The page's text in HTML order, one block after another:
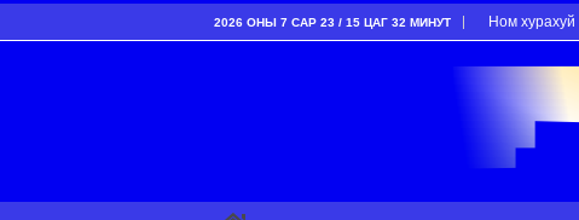
2026 ОНЫ 7 САР 23 / 15 ЦАГ 32 МИНУТ Ном хурахуй